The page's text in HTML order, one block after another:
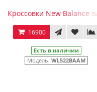
Кроссовки New Balance
16900
Есть в наличии
Модель: WL522BAAM